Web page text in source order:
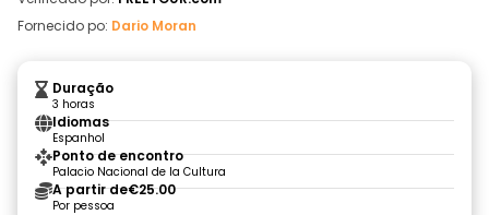
Fornecido po: Dario Moran
Duração
3 horas
Idiomas
Espanhol
Ponto de encontro
Palacio Nacional de la Cultura
A partir de€25.00
Por pessoa